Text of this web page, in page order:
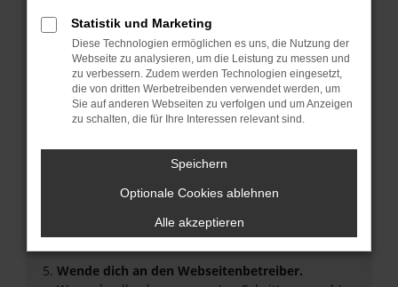
das Laden bestimmter Seiten verhindern.
Funktioniert die Seite in einem anderen Browser
oder in einem privaten Fenster?
Starte dein Gerät neu.
Das kann manchmal helfen, vorübergehende
Probleme zu beheben.
Stelle sicher, dass dein Browser und dein
Betriebssystem auf dem neuesten Stand sind.
Veraltete Software birgt nicht nur ein
dass bestimmte Funktionen nicht mehr
Wende dich an den Webseitenbetreiber.
Statistik und Marketing
Diese Technologien ermöglichen es uns, die Nutzung der
Webseite zu analysieren, um die Leistung zu messen und
zu verbessern. Zudem werden Technologien eingesetzt,
die von dritten Werbetreibenden verwendet werden, um
Sie auf anderen Webseiten zu verfolgen und um Anzeigen
zu schalten, die für Ihre Interessen relevant sind.
Speichern
Optionale Cookies ablehnen
Alle akzeptieren